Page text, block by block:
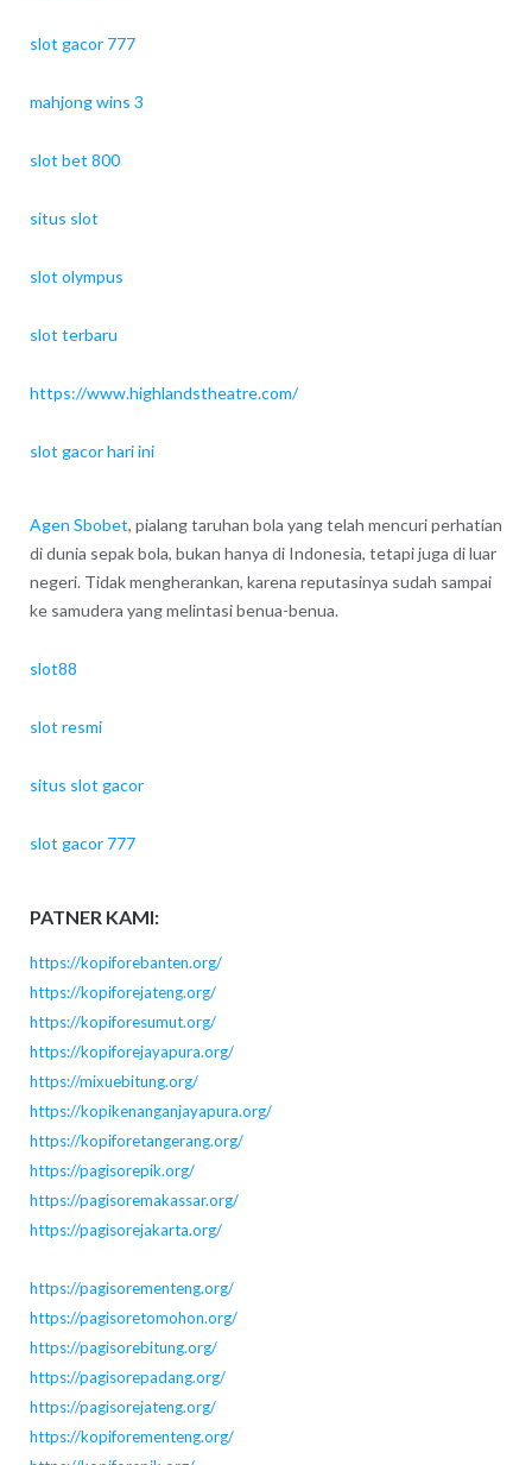
slot gacor 777
mahjong wins 3
slot bet 800
situs slot
slot olympus
slot terbaru
https://www.highlandstheatre.com/
slot gacor hari ini
Agen Sbobet, pialang taruhan bola yang telah mencuri perhatian
di dunia sepak bola, bukan hanya di Indonesia, tetapi juga di luar
negeri. Tidak mengherankan, karena reputasinya sudah sampai
ke samudera yang melintasi benua-benua.
slot88
slot resmi
situs slot gacor
slot gacor 777
PATNER KAMI:
https://kopiforebanten.org/
https://kopiforejateng.org/
https://kopiforesumut.org/
https://kopiforejayapura.org/
https://mixuebitung.org/
https://kopikenanganjayapura.org/
https://kopiforetangerang.org/
https://pagisorepik.org/
https://pagisoremakassar.org/
https://pagisorejakarta.org/
https://pagisorementeng.org/
https://pagisoretomohon.org/
https://pagisorebitung.org/
https://pagisorepadang.org/
https://pagisorejateng.org/
https://kopiforementeng.org/